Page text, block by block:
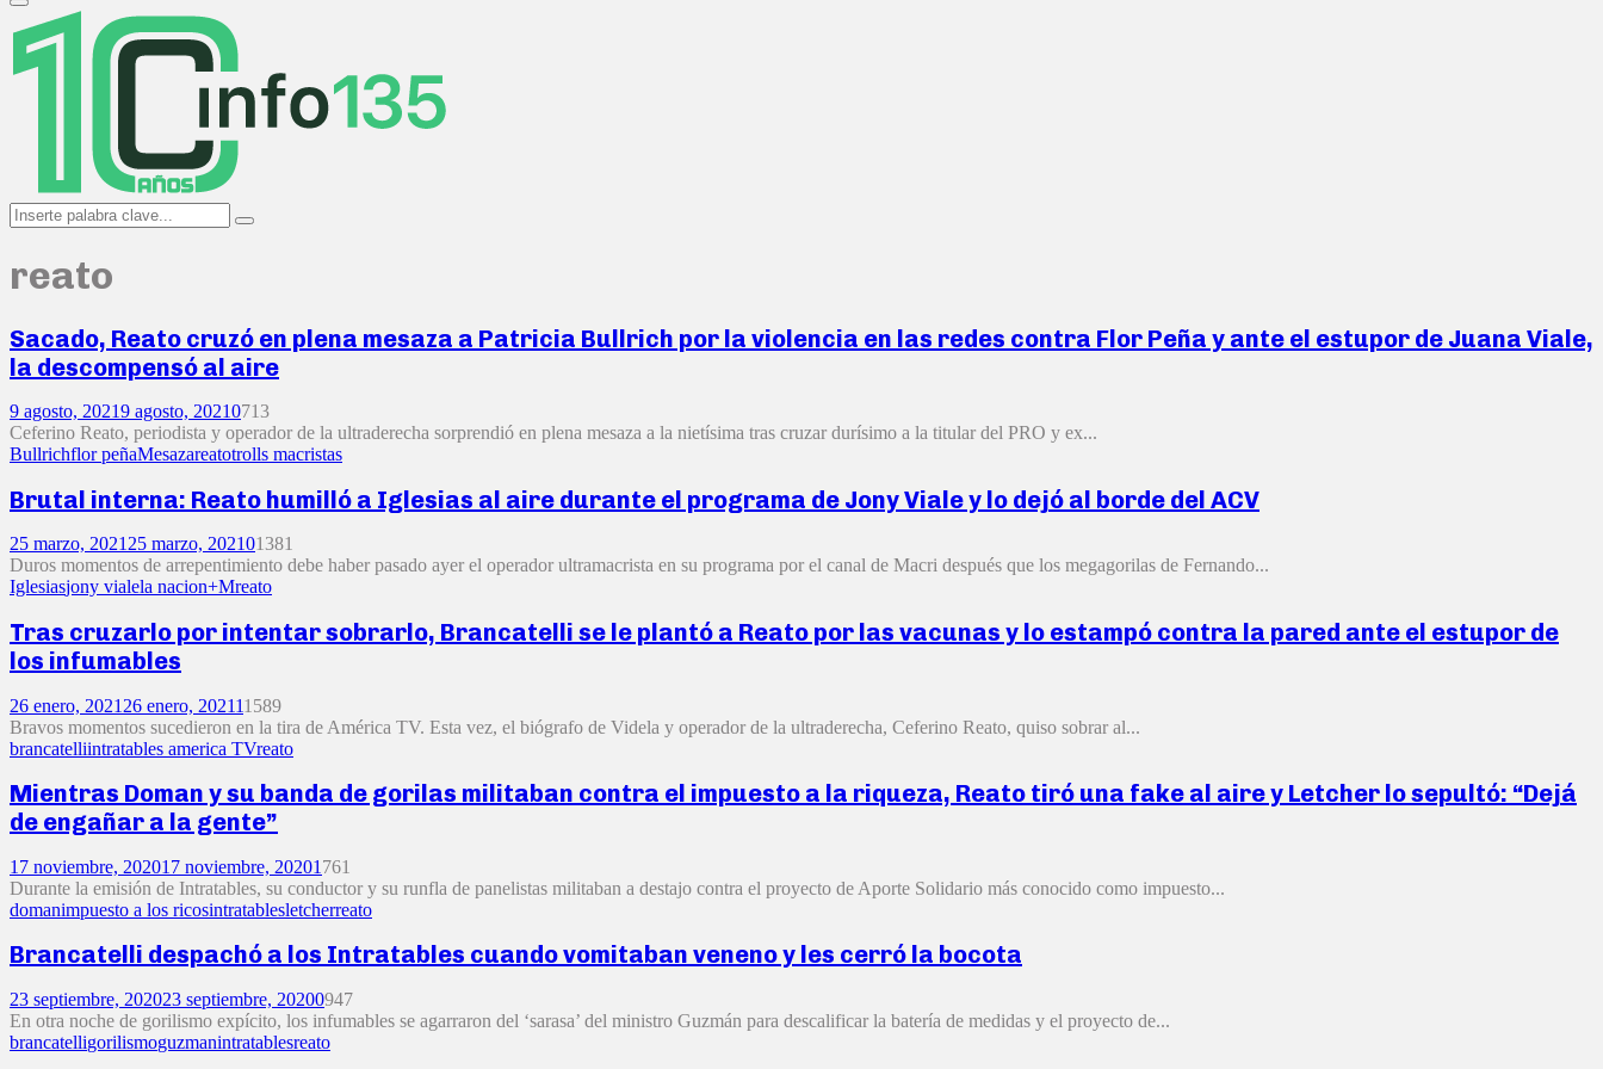
Primary
Menu
Search
for:
Search
reato
Sacado, Reato cruzó en plena mesaza a Patricia Bullrich por la violencia en las redes contra Flor Peña y ante el estupor de Juana Viale,
la descompensó al aire
9 agosto, 20219 agosto, 20210713
Ceferino Reato, periodista y operador de la ultraderecha sorprendió en plena mesaza a la nietísima tras cruzar durísimo a la titular del PRO y ex...
Bullrichflor peñaMesazareatotrolls macristas
Brutal interna: Reato humilló a Iglesias al aire durante el programa de Jony Viale y lo dejó al borde del ACV
25 marzo, 202125 marzo, 202101381
Duros momentos de arrepentimiento debe haber pasado ayer el operador ultramacrista en su programa por el canal de Macri después que los megagorilas de Fernando...
Iglesiasjony vialela nacion+Mreato
Tras cruzarlo por intentar sobrarlo, Brancatelli se le plantó a Reato por las vacunas y lo estampó contra la pared ante el estupor de
los infumables
26 enero, 2021 26 enero, 202111589
Bravos momentos sucedieron en la tira de América TV. Esta vez, el biógrafo de Videla y operador de la ultraderecha, Ceferino Reato, quiso sobrar al...
brancatelliintratables america TVreato
Mientras Doman y su banda de gorilas militaban contra el impuesto a la riqueza, Reato tiró una fake al aire y Letcher lo sepultó: “Dejá
de engañar a la gente”
17 noviembre, 202017 noviembre, 20201 761
Durante la emisión de Intratables, su conductor y su runfla de panelistas militaban a destajo contra el proyecto de Aporte Solidario más conocido como impuesto...
domanimpuesto a los ricosintratablesletcherreato
Brancatelli despachó a los Intratables cuando vomitaban veneno y les cerró la bocota
23 septiembre, 202023 septiembre, 20200947
En otra noche de gorilismo expícito, los infumables se agarraron del ‘sarasa’ del ministro Guzmán para descalificar la batería de medidas y el proyecto de...
brancatelligorilismoguzmanintratablesreato